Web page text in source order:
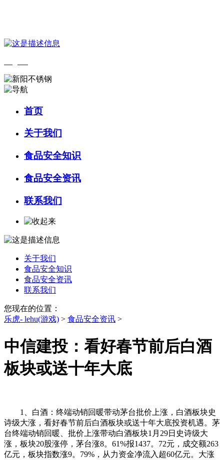
首页
关于我们
食品安全知识
食品安全资讯
联系我们
关于我们
食品安全知识
食品安全资讯
联系我们
您现在的位置：
乐虎- lehu(游戏) > 食品安全资讯 >
中信建投：看好春节前后白酒
板块或送十年大底
1、白酒：终端动销回暖带动茅台批价上涨，白酒板块史
诗级大涨，看好春节前后白酒板块或送十年大底投资机遇。茅
台终端动销回暖、批价上涨带动白酒板块1月29日史诗级大
涨，板块20股涨停，茅台涨8。61%报1437。72元，成交额263
亿元，板块指数涨9。79%，从力资金净流入超60亿元。大涨